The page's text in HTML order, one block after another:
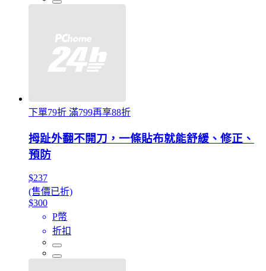
下單79折 滿799再享88折
拇趾外翻不開刀，一條貼布就能舒緩、修正、
預防
$237
(售價已折)
$300
P幣
折扣